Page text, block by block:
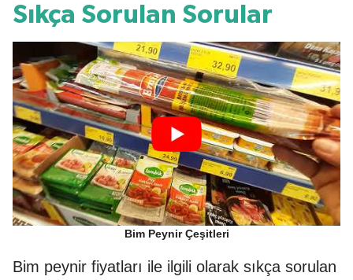
Sıkça Sorulan Sorular
Bim Peynir Çeşitleri
Bim peynir fiyatları ile ilgili olarak sıkça sorulan